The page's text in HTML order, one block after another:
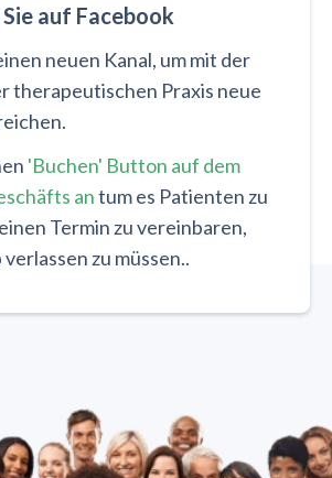
auf Facebook
neuen Kanal, um mit der
therapeutischen Praxis neue
'Buchen' Button auf dem
antum es Patienten zu
Termin zu vereinbaren,
zu müssen..